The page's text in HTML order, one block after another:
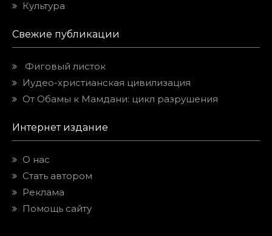
Культура
Свежие публикации
Фиговый листок
Иудео-христианская цивилизация
От Обамы к Мамдани: цикл разрушения
Интернет издание
О нас
Стать автором
Реклама
Помощь сайту